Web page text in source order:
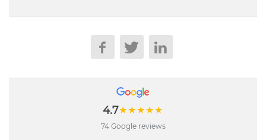
4.7★★★★★
74 Google reviews